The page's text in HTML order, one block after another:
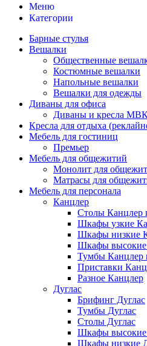
Меню
Категории
Барные стулья
Вешалки
Общественные
Костюмные вешалки
Напольные вешалки
Вешалки для одежды
Диваны для офиса
Диваны и кресла
Кресла для отдыха
Мебель для гостиниц
Премьер
Мебель для общежитий
Монолит для
Матрасы для
Мебель для персонала
Канцлер
Столы Канцлер
Шкафы узкие
Шкафы низкие
Шкафы высокие
Тумбы Канцлер
Приставки
Разное Канцлер
Дуглас
Брифинг Дуглас
Тумбы Дуглас
Столы Дуглас
Шкафы высокие
Шкафы низкие